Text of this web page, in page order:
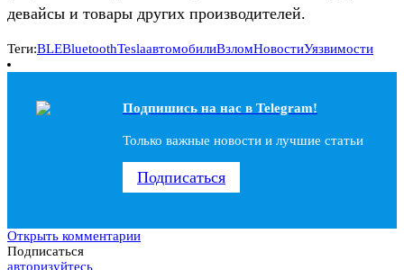
девайсы и товары других производителей.
Теги:BLEBluetoothTeslaавтомобилиВзломНовостиУязвимости
Подпишись на наc в Telegram!
Только важные новости и лучшие статьи
Подписаться
Открыть комментарии
Подписаться
авторизуйтесь